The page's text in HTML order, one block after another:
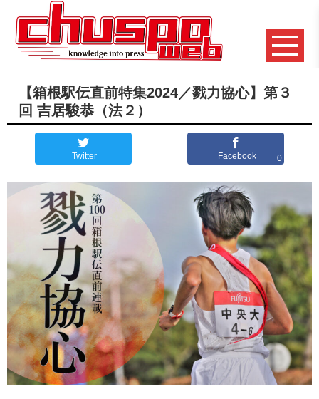
【箱根駅伝直前特集2024／戮力協心】第３
回 吉居駿恭（法２）
Twitter Facebook 0